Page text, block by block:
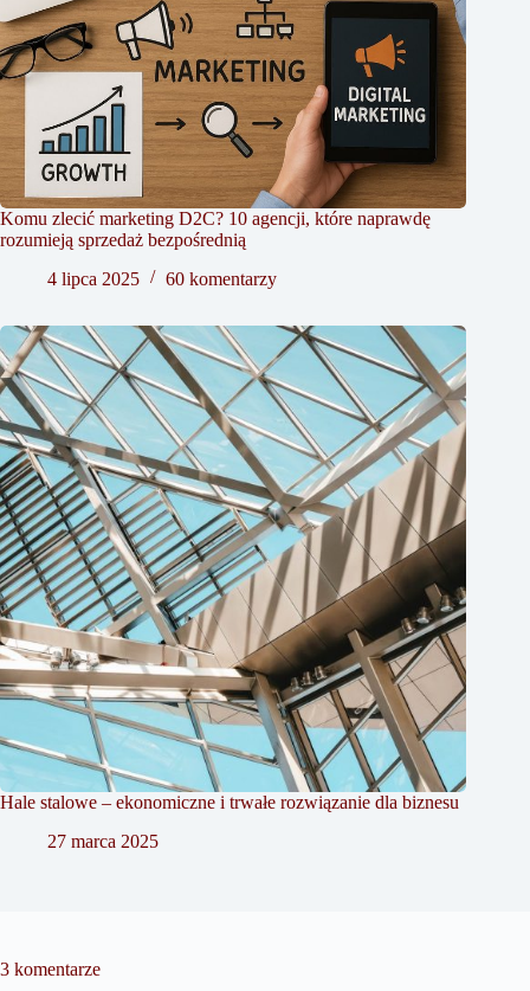
Komu zlecić marketing D2C? 10 agencji, które naprawdę
rozumieją sprzedaż bezpośrednią
4 lipca 2025
60 komentarzy
Hale stalowe – ekonomiczne i trwałe rozwiązanie dla biznesu
27 marca 2025
3 komentarze